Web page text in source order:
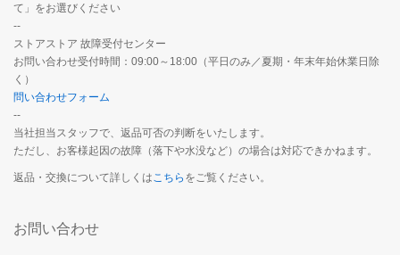
て」をお選びください
--
ストアストア 故障受付センター
お問い合わせ受付時間：09:00～18:00（平日のみ／夏期・年末年始休業日除
く）
問い合わせフォーム
--
当社担当スタッフで、返品可否の判断をいたします。
ただし、お客様起因の故障（落下や水没など）の場合は対応できかねます。
返品・交換について詳しくは こちら をご覧ください。
お問い合わせ